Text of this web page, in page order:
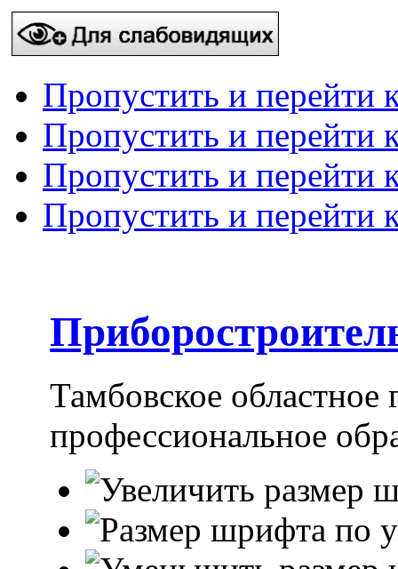
Пропустить и перейти
Пропустить и перейти
Пропустить и перейти
Пропустить и перейти
Тамбовское областное
профессиональное